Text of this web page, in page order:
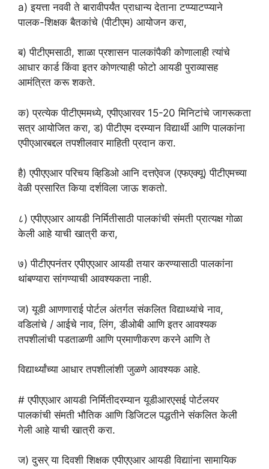
a) इयत्ता नववी ते बारावीपर्यंत प्राधान्य देताना टप्प्याटप्प्याने
पालक-शिक्षक बैतकांचे (पीटीएम) आयोजन करा,
ब) पीटीएमसाठी, शाळा प्रशासन पालकांपैकी कोणालाही त्यांचे
आधार कार्ड किंवा इतर कोणत्याही फोटो आयडी पुराव्यासह
आमंत्रित करू शकते.
क) प्रत्येक पीटीएममध्ये, एपीएआरवर 15-20 मिनिटांचे जागरूकता
सत्र आयोजित करा, ड) पीटीएम दरम्यान विद्यार्थी आणि पालकांना
एपीएआरबद्दल तपशीलवार माहिती प्रदान करा.
है) एपीएएआर परिचय व्हिडिओ आनि दत्तऐवज (एफएक्यू) पीटीएमच्या
वेळी प्रसारित किया दर्शविला जाऊ शकतो.
८) एपीएएआर आयडी निर्मितीसाठी पालकांची संमती प्रात्यक्ष गोळा
केली आहे याची खात्री करा,
७) पीटीएपनंतर एपीएएआर आयडी तयार करण्यासाठी पालकांना
थांबण्यारा सांगण्याची आवश्यकता नाही.
ज) यूडी आणणाराई पोर्टल अंतर्गत संकलित विद्याथ्यांचे नाव,
वडिलांचे / आईचे नाव, लिंग, डीओबी आणि इतर आवश्यक
तपशीलांची पडताळणी आणि प्रमाणीकरण करने आणि ते
विद्यार्थ्यांच्या आधार तपशीलांशी जुळणे आवश्यक आहे.
# एपीएएआर आयडी निर्मितीदरम्यान यूडीआरएसई पोर्टलयर
पालकांची संमती भौतिक आणि डिजिटल पद्धतीने संकलित केली
गेली आहे याची खात्री करा.
ज) दुसर् या दिवशी शिक्षक एपीएएआर आयडी विद्याांना सामायिक